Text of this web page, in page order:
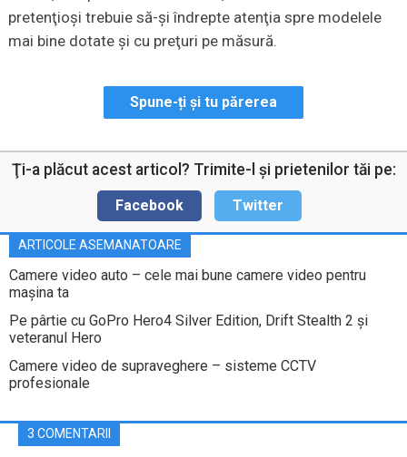
pretenţioşi trebuie să-şi îndrepte atenţia spre modelele
mai bine dotate şi cu preţuri pe măsură.
Spune-ți și tu părerea
Ţi-a plăcut acest articol? Trimite-l şi prietenilor tăi pe:
Facebook Twitter
ARTICOLE ASEMANATOARE
Camere video auto – cele mai bune camere video pentru
maşina ta
Pe pârtie cu GoPro Hero4 Silver Edition, Drift Stealth 2 şi
veteranul Hero
Camere video de supraveghere – sisteme CCTV
profesionale
3 COMENTARII